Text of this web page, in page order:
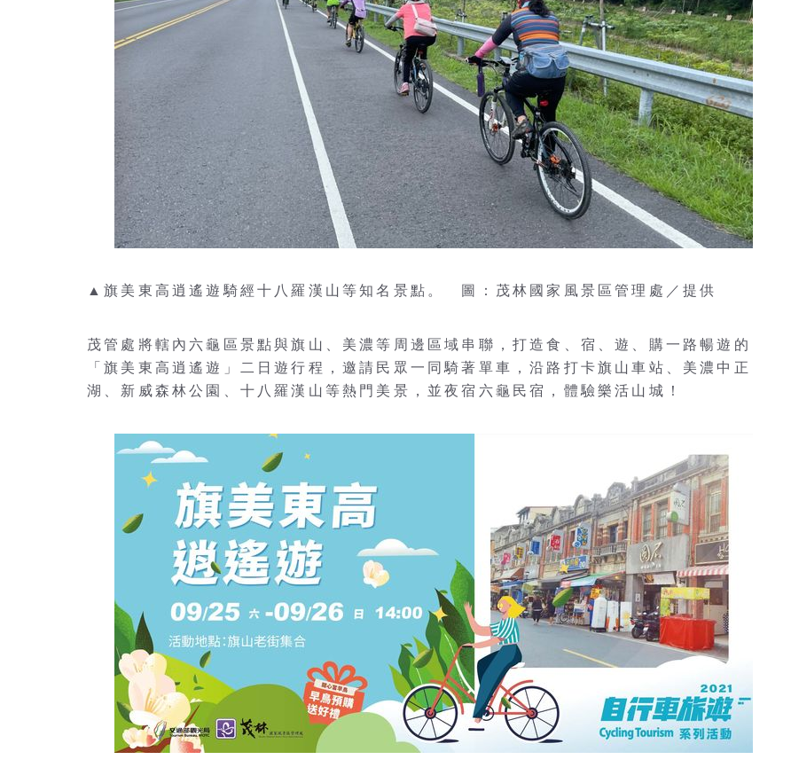
▲旗美東高逍遙遊騎經十八羅漢山等知名景點。 圖：茂林國家風景區管理處／提供
茂管處將轄內六龜區景點與旗山、美濃等周邊區域串聯，打造食、宿、遊、購一路暢遊的
「旗美東高逍遙遊」二日遊行程，邀請民眾一同騎著單車，沿路打卡旗山車站、美濃中正
湖、新威森林公園、十八羅漢山等熱門美景，並夜宿六龜民宿，體驗樂活山城！